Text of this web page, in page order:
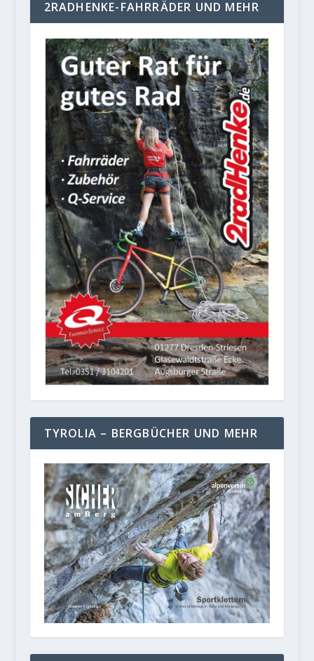
2RADHENKE-FAHRRÄDER UND MEHR
TYROLIA – BERGBÜCHER UND MEHR